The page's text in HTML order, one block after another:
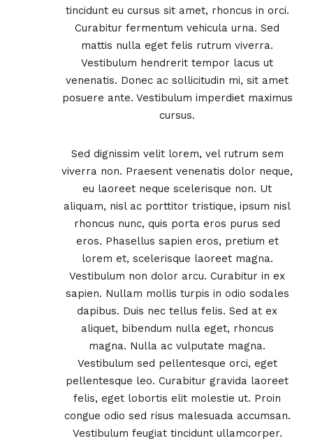
tincidunt eu cursus sit amet, rhoncus in orci.
Curabitur fermentum vehicula urna. Sed
mattis nulla eget felis rutrum viverra.
Vestibulum hendrerit tempor lacus ut
venenatis. Donec ac sollicitudin mi, sit amet
posuere ante. Vestibulum imperdiet maximus
cursus.
Sed dignissim velit lorem, vel rutrum sem
viverra non. Praesent venenatis dolor neque,
eu laoreet neque scelerisque non. Ut
aliquam, nisl ac porttitor tristique, ipsum nisl
rhoncus nunc, quis porta eros purus sed
eros. Phasellus sapien eros, pretium et
lorem et, scelerisque laoreet magna.
Vestibulum non dolor arcu. Curabitur in ex
sapien. Nullam mollis turpis in odio sodales
dapibus. Duis nec tellus felis. Sed at ex
aliquet, bibendum nulla eget, rhoncus
magna. Nulla ac vulputate magna.
Vestibulum sed pellentesque orci, eget
pellentesque leo. Curabitur gravida laoreet
felis, eget lobortis elit molestie ut. Proin
congue odio sed risus malesuada accumsan.
Vestibulum feugiat tincidunt ullamcorper.